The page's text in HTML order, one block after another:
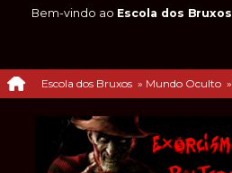
Bem-vindo ao Escola dos Bruxos
Escola dos Bruxos » Mundo Oculto »